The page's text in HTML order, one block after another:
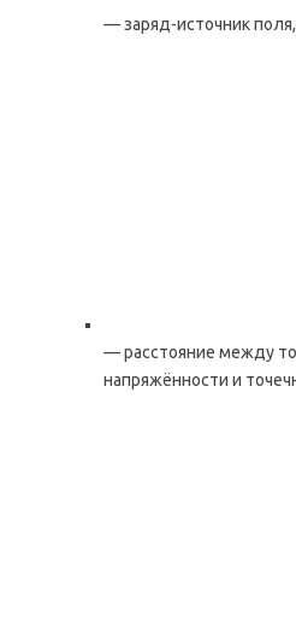
— заряд-источник поля,
— расстояние между
напряжённости и